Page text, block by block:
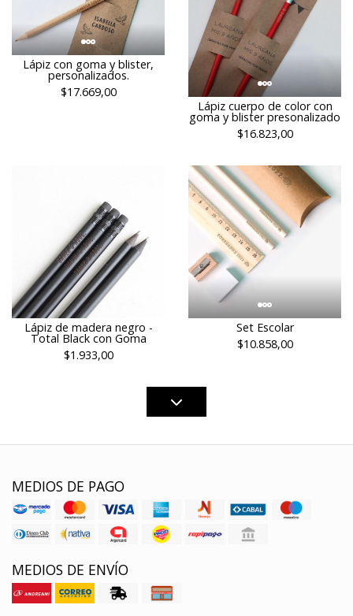
Lápiz con goma y blister,
personalizados.
$17.669,00
Lápiz cuerpo de color con
goma y blister presonalizado
$16.823,00
Lápiz de madera negro -
Total Black con Goma
$1.933,00
Set Escolar
$10.858,00
MEDIOS DE PAGO
MEDIOS DE ENVÍO